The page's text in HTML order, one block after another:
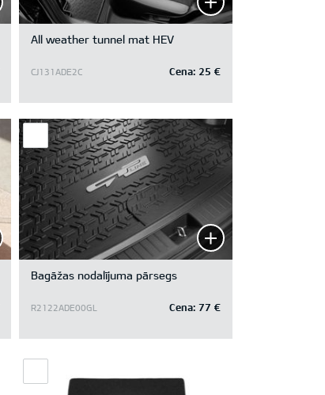
All weather tunnel mat HEV
CJ131ADE2C Cena: 25 €
Bagāžas nodalījuma pārsegs
R2122ADE00GL Cena: 77 €